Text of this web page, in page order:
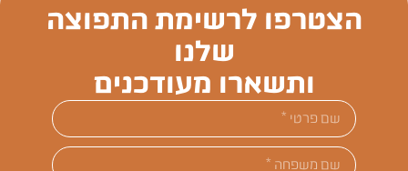
הצטרפו לרשימת התפוצה
שלנו
ותשארו מעודכנים